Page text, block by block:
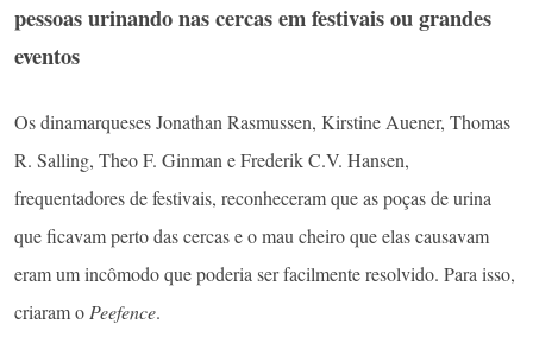
pessoas urinando nas cercas em festivais ou grandes
eventos
Os dinamarqueses Jonathan Rasmussen, Kirstine Auener, Thomas
R. Salling, Theo F. Ginman e Frederik C.V. Hansen,
frequentadores de festivais, reconheceram que as poças de urina
que ficavam perto das cercas e o mau cheiro que elas causavam
eram um incômodo que poderia ser facilmente resolvido. Para isso,
criaram o Peefence.